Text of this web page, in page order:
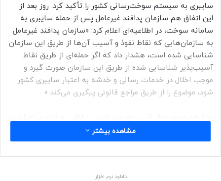
سایبری به سیستم سوخت‌رسانی کشور را تأکید کرد. روز بعد از
این اتفاق هم سازمان پدافند غیرعامل پس از حمله سایبری به
سامانه سوخت، در اطلاعیه‌ای اعلام کرد: «سازمان پدافند غیرعامل
به سازمان‌هایی که نقاط نفوذ و آسیب آن‌ها از طریق این سازمان
شناسایی شده است، هشدار داد که اگر حمله‌ای از طریق نقاط
آسیب‌پذیر شناسایی شده از طریق این سازمان صورت گیرد و
موجب اخلال در خدمات رسانی و خدشه به اعتبار سایبری کشور
شود، موضوع را از طریق مراجع قانونی پیگیری می‌کند.»
در کانال تلگرامی خود موضوع ادغام کارت‌های سوخت با کارت
بانکی را به مدیران وزارت نفت دولت سیزدهم یادآوری کرده است.
جهرمی در این مورد نوشته:
مشاهده بیشتر
دانلود نرم افزار